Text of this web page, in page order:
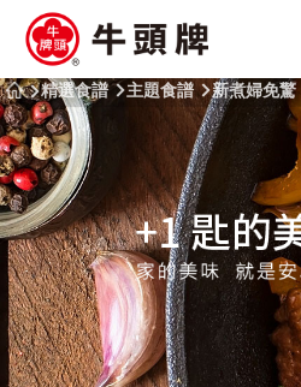
精選食譜 主題食譜 新煮婦免驚